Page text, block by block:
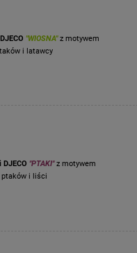
"WIOSNA" z motywem
i latawcy
"PTAKI" z motywem
ptaków i liści